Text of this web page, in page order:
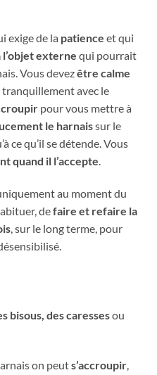
exige de la patience et qui
externe qui pourrait
Vous devezêtre calme
tranquillement avec le
pour vous mettre à
le harnaissur le
ce qu’il se détende. Vous
quand il l’accepte.
au moment du
defaire et refaire la
, sur le long terme, pour
bisous, des caressesou
on peuts’accroupir,